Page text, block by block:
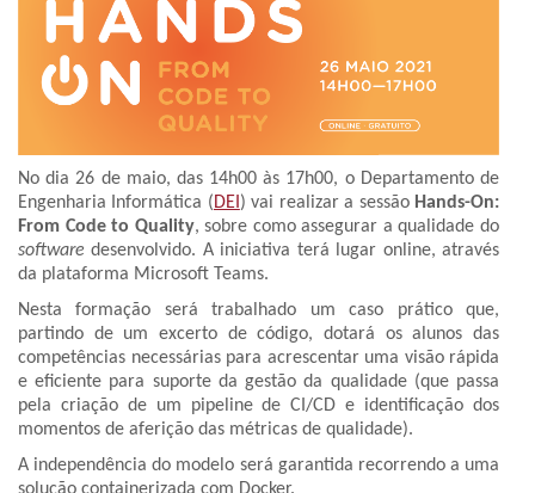
No dia 26 de maio, das 14h00 às 17h00, o Departamento de
Engenharia Informática (DEI ) vai realizar a sessão Hands-On:
From Code to Quality, sobre como assegurar a qualidade do
softwaredesenvolvido. A iniciativa terá lugar online, através
da plataforma Microsoft Teams.
Nesta formação será trabalhado um caso prático que,
partindo de um excerto de código, dotará os alunos das
competências necessárias para acrescentar uma visão rápida
e eficiente para suporte da gestão da qualidade (que passa
pela criação de um pipeline de CI/CD e identificação dos
momentos de aferição das métricas de qualidade).
A independência do modelo será garantida recorrendo a uma